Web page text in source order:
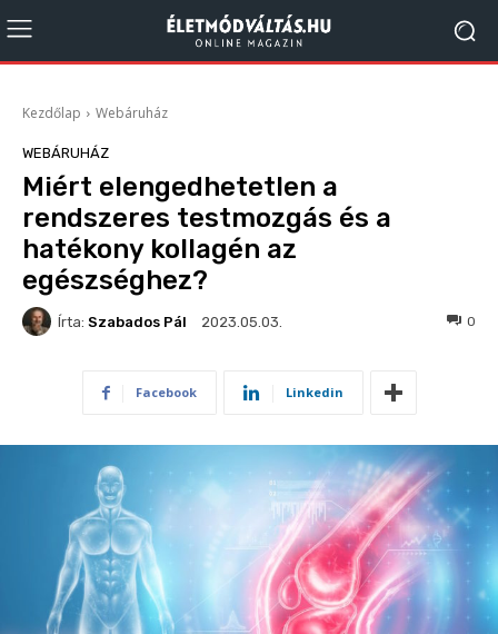
Kezdőlap Webáruház
WEBÁRUHÁZ
Miért elengedhetetlen a
rendszeres testmozgás és a
hatékony kollagén az
egészséghez?
Írta: Szabados Pál 2023.05.03. 0
Facebook Linkedin